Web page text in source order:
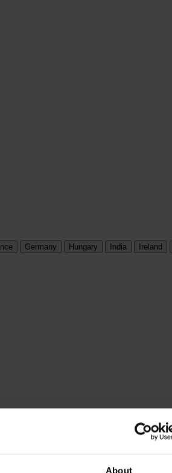
About
Germany Hungary India Ireland